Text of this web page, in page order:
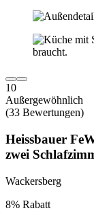
10
Außergewöhnlich
(33 Bewertungen)
Heissbauer
zwei
Wackersberg
8% Rabatt